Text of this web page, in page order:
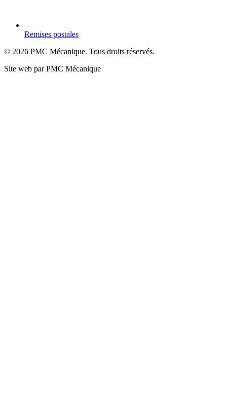
Remises postales
© 2026 PMC Mécanique. Tous droits réservés.
Site web par PMC Mécanique